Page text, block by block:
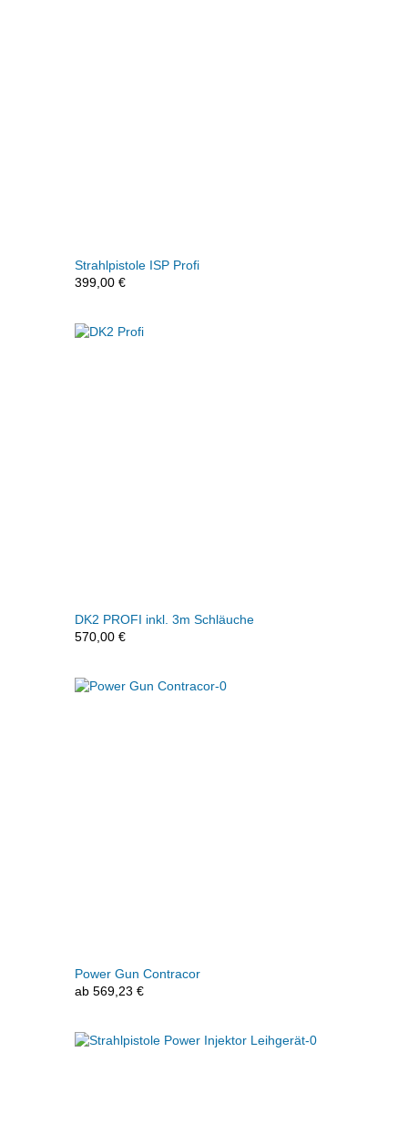
Strahlpistole ISP Profi
399,00 €
DK2 PROFI inkl. 3m Schläuche
570,00 €
Power Gun Contracor
ab 569,23 €